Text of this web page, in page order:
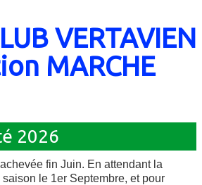
VERTAVIEN
MARCHE
2026
fin Juin. En attendant la
le 1er Septembre, et pour